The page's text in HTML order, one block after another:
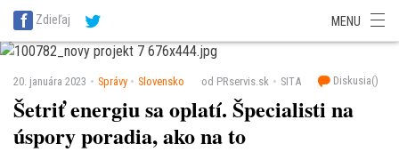
SITA Energetika
SITA Potravinárstvo
Zdieľaj MENU
20. januára 2023 Správy Slovensko od PRservis.sk SITA Diskusia()
Šetriť energiu sa oplatí. Špecialisti na
úspory poradia, ako na to